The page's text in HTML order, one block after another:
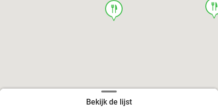
food
Bekijk de lijst